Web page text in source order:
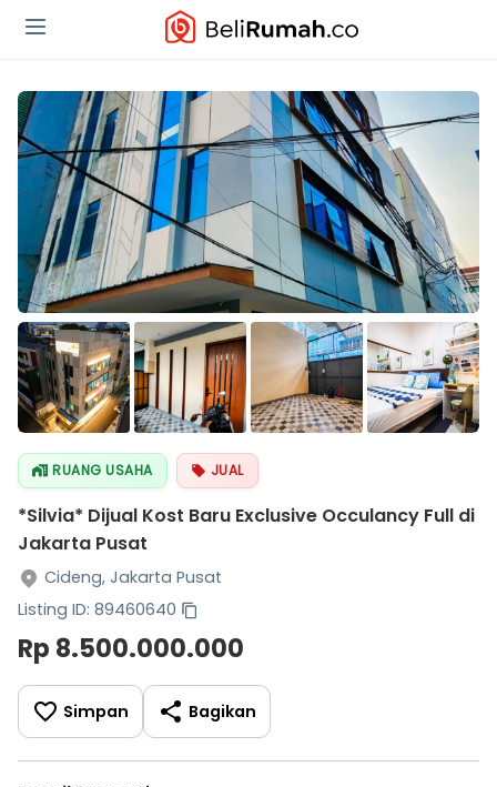
RUANG USAHA JUAL
*Silvia* Dijual Kost Baru Exclusive Occulancy Full di
Jakarta Pusat
Cideng, Jakarta Pusat
Listing ID: 89460640
Rp 8.500.000.000
Simpan Bagikan